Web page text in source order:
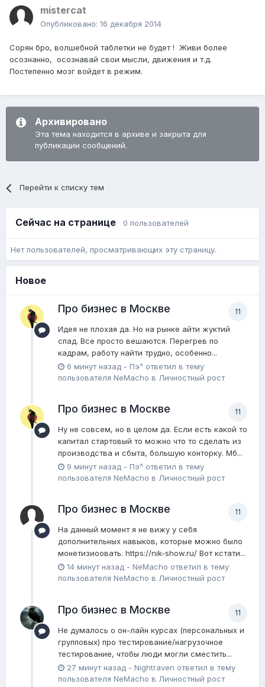
mistercat
Опубликовано: 16 декабря 2014
Сорян бро, волшебной таблетки не будет ! Живи более
осознанно, осознавай свои мысли, движения и т.д.
Постепенно мозг войдет в режим.
Архивировано
Эта тема находится в архиве и закрыта для
публикации сообщений.
Перейти к списку тем
Сейчас на странице 0 пользователей
Нет пользователей, просматривающих эту страницу.
Новое
11
Про бизнес в Москве
Идея не плохая да. Но на рынке айти жуктий
спад. Все просто вешаются. Перегрев по
кадрам, работу найти трудно, особенно...
6 минут назад - Пэ^ ответил в тему
пользователя NeMacho в Личностный рост
11
Про бизнес в Москве
Ну не совсем, но в целом да. Если есть какой то
капитал стартовый то можно что то сделать из
производства и сбыта, большую конторку. Мб...
9 минут назад - Пэ^ ответил в тему
пользователя NeMacho в Личностный рост
11
Про бизнес в Москве
На данный момент я не вижу у себя
дополнительных навыков, которые можно было
монетизиоовать. https://nik-show.ru/ Вот кстати...
14 минут назад - NeMacho ответил в тему
пользователя NeMacho в Личностный рост
11
Про бизнес в Москве
Не думалось о он-лайн курсах (персональных и
групповых) про тестирование/нагрузочное
тестирование, чтобы люди могли сместить...
27 минут назад - Nightraven ответил в тему
пользователя NeMacho в Личностный рост